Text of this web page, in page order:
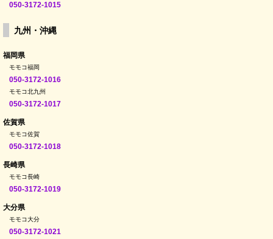
050-3172-1015
九州・沖縄
福岡県
モモコ福岡
050-3172-1016
モモコ北九州
050-3172-1017
佐賀県
モモコ佐賀
050-3172-1018
長崎県
モモコ長崎
050-3172-1019
大分県
モモコ大分
050-3172-1021